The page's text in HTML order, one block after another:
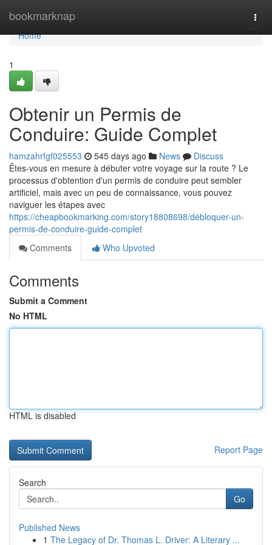
bookmarknap
Home
Home
1
Obtenir un Permis de
Conduire: Guide Complet
hamzahrfgf025553 545 days ago News
Discuss
Êtes-vous en mesure à débuter votre voyage sur la route ? Le
processus d'obtention d'un permis de conduire peut sembler
artificiel, mais avec un peu de connaissance, vous pouvez
naviguer les étapes avec
https://cheapbookmarking.com/story18808698/débloquer-un-
permis-de-conduire-guide-complet
Comments
Who Upvoted
Comments
Submit a Comment
No HTML
HTML is disabled
Report Page
Search
Go
Published News
1 The Legacy of Dr. Thomas L. Driver: A Literary ...